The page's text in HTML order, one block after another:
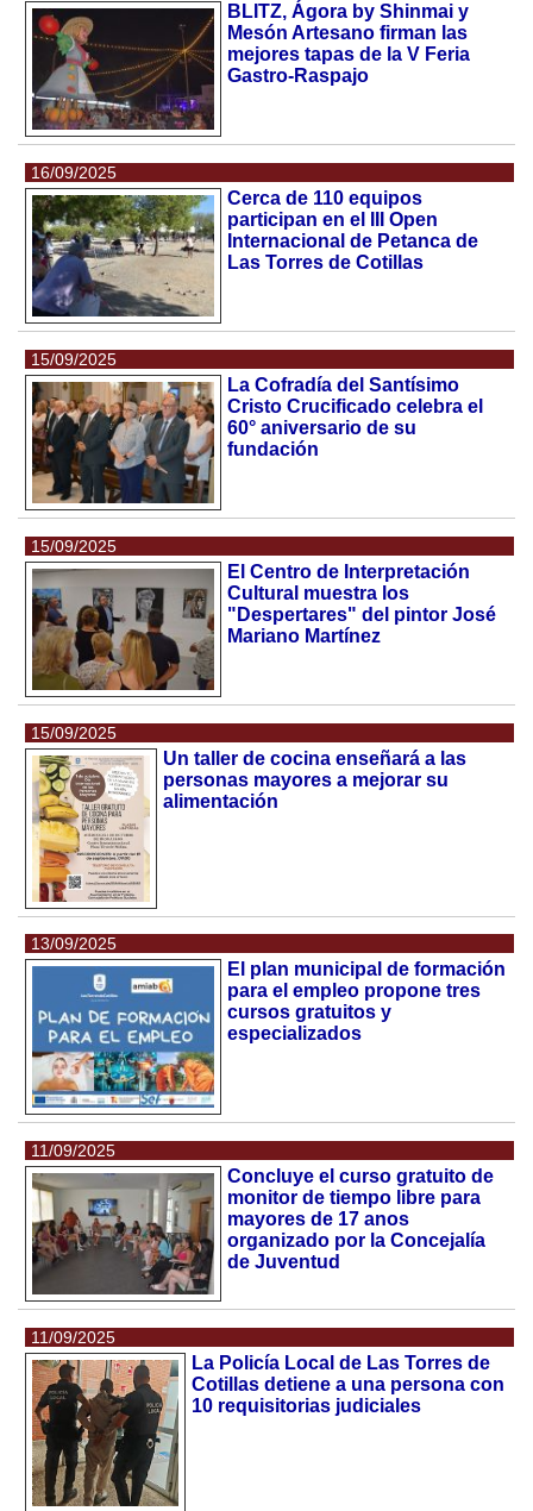
BLITZ, Ágora by Shinmai y
Mesón Artesano firman las
mejores tapas de la V Feria
Gastro-Raspajo
16/09/2025
Cerca de 110 equipos
participan en el III Open
Internacional de Petanca de
Las Torres de Cotillas
15/09/2025
La Cofradía del Santísimo
Cristo Crucificado celebra el
60° aniversario de su
fundación
15/09/2025
El Centro de Interpretación
Cultural muestra los
"Despertares" del pintor José
Mariano Martínez
15/09/2025
Un taller de cocina enseñará a las
personas mayores a mejorar su
alimentación
13/09/2025
El plan municipal de formación
para el empleo propone tres
cursos gratuitos y
especializados
11/09/2025
Concluye el curso gratuito de
monitor de tiempo libre para
mayores de 17 anos
organizado por la Concejalía
de Juventud
11/09/2025
La Policía Local de Las Torres de
Cotillas detiene a una persona con
10 requisitorias judiciales